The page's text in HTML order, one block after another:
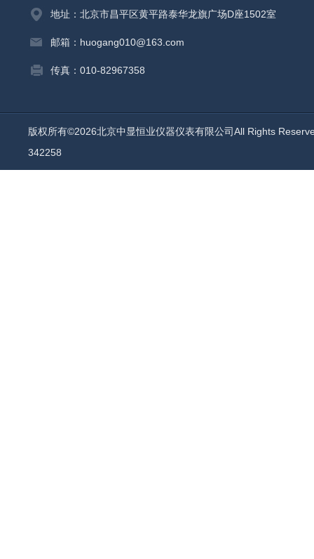
地址：北京市昌平区黄平路泰华龙旗广场D座1502室
邮箱：huogang010@163.com
传真：010-82967358
版权所有©2026北京中显恒业仪器仪表有限公司All Rights
342258